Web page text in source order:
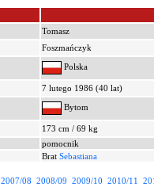
Tomasz
Foszmańczyk
Polska
7 lutego 1986 (40 lat)
Bytom
173 cm / 69 kg
pomocnik
Brat Sebastiana
2007/08 2008/09 2009/10 2010/11